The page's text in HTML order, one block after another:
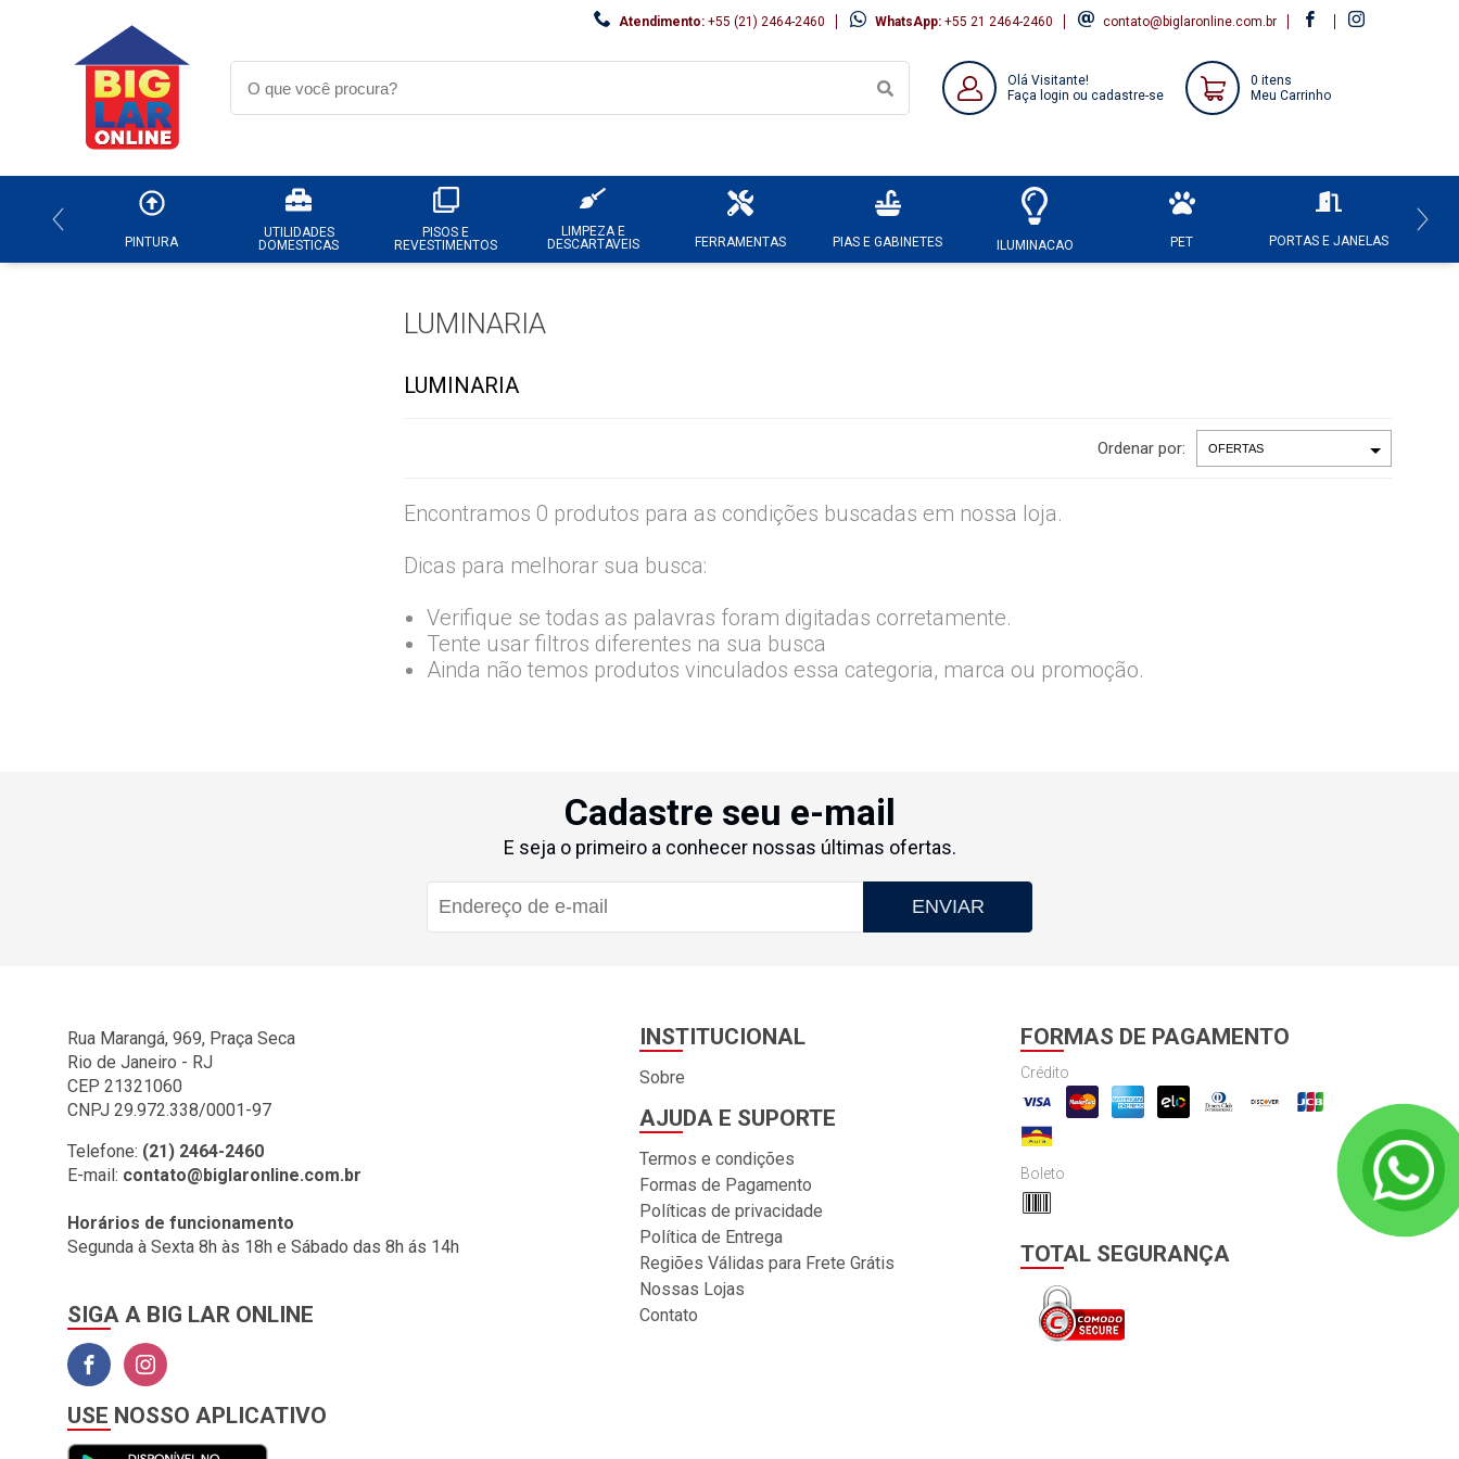
Atendimento: +55 (21) 2464-2460 WhatsApp: +55 21 2464-2460 contato@biglaronline.com.br
Olá Visitante!
Faça login ou cadastre-se
0 itens
Meu Carrinho
PINTURA
UTILIDADES
DOMESTICAS
PISOS E
REVESTIMENTOS
LIMPEZA E
DESCARTAVEIS
FERRAMENTAS PIAS E GABINETES ILUMINACAO PET PORTAS E JANELAS
LUMINARIA
LUMINARIA
Ordenar por:
Encontramos 0 produtos para as condições buscadas em nossa loja.
Dicas para melhorar sua busca:
Verifique se todas as palavras foram digitadas corretamente.
Tente usar filtros diferentes na sua busca
Ainda não temos produtos vinculados essa categoria, marca ou promoção.
Cadastre seu e-mail
E seja o primeiro a conhecer nossas últimas ofertas.
ENVIAR
Rua Marangá, 969, Praça Seca
Rio de Janeiro - RJ
CEP 21321060
CNPJ 29.972.338/0001-97
Telefone: (21) 2464-2460
E-mail: contato@biglaronline.com.br
Horários de funcionamento
Segunda à Sexta 8h às 18h e Sábado das 8h ás 14h
SIGA A BIG LAR ONLINE
INSTITUCIONAL
Sobre
AJUDA E SUPORTE
Termos e condições
Formas de Pagamento
Políticas de privacidade
Política de Entrega
Regiões Válidas para Frete Grátis
Nossas Lojas
Contato
FORMAS DE PAGAMENTO
Crédito
Boleto
TOTAL SEGURANÇA
USE NOSSO APLICATIVO